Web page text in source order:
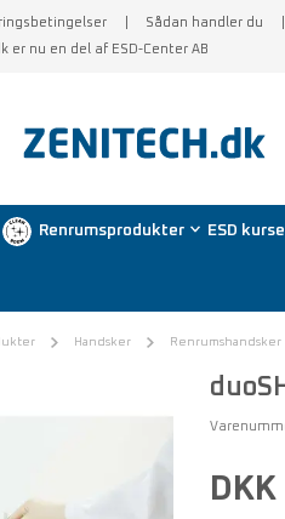
Sådan handler du
er nu en del af ESD-Center AB
Renrumsprodukter ESD
Handsker Renrumshandsker